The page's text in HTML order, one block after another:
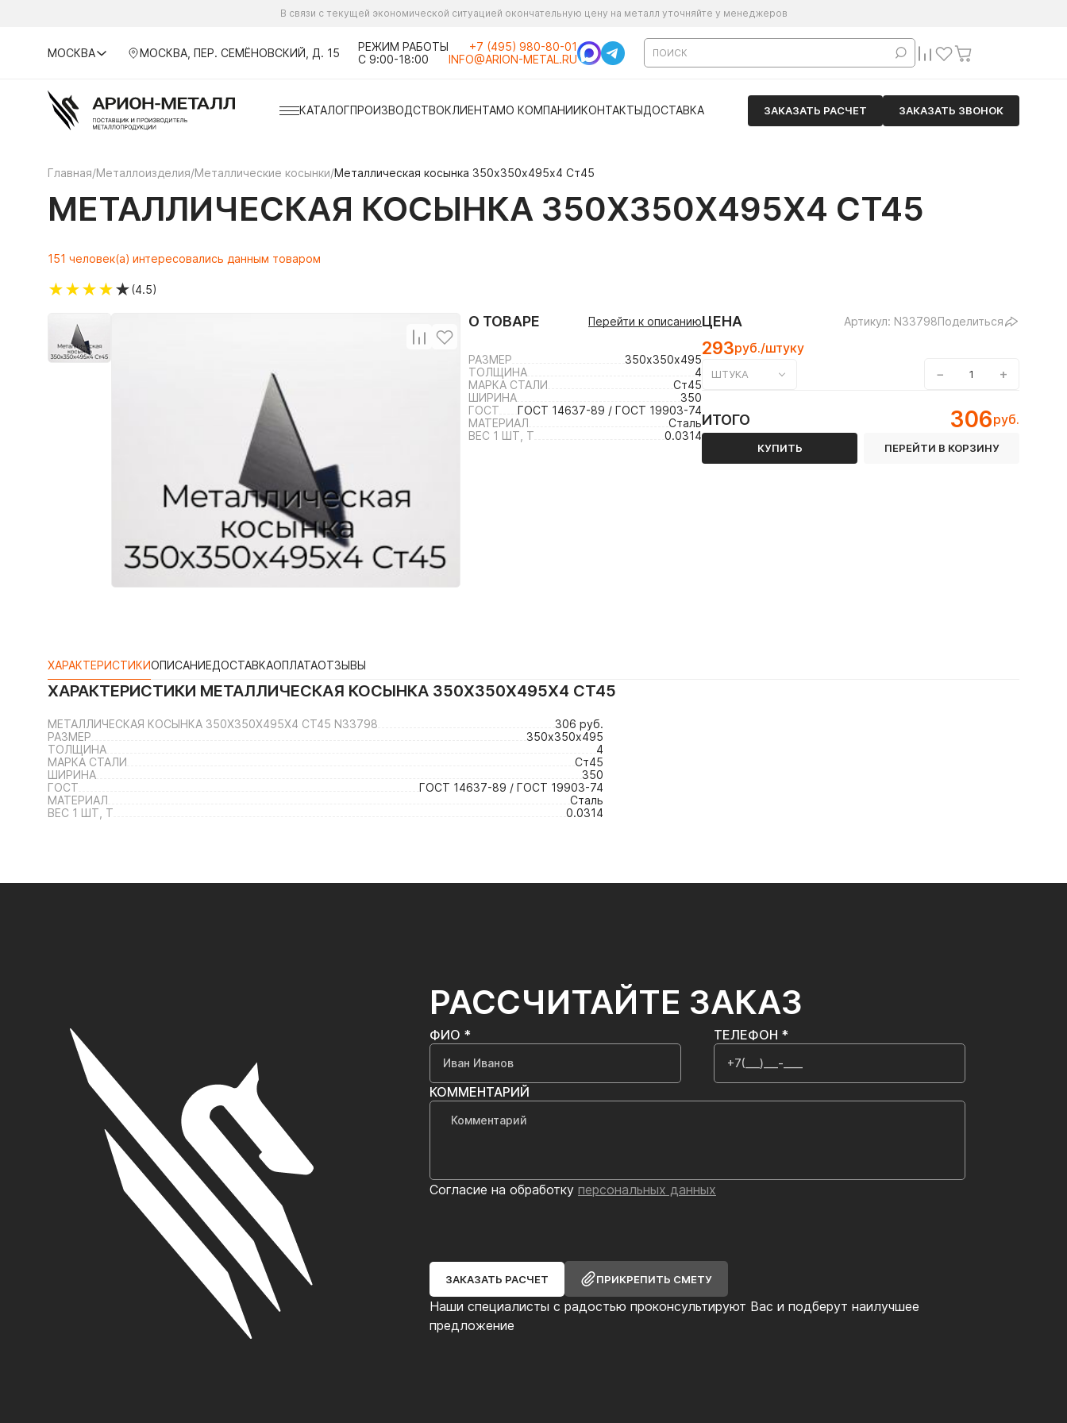
В связи с текущей экономической ситуацией окончательную цену на металл уточняйте у менеджеров
МОСКВА МОСКВА, ПЕР. СЕМЁНОВСКИЙ, Д. 15
РЕЖИМ РАБОТЫ
С 9:00-18:00
+7 (495) 980-80-01
INFO@ARION-METAL.RU
КАТАЛОГПРОИЗВОДСТВОКЛИЕНТАМО КОМПАНИИКОНТАКТЫДОСТАВКА ЗАКАЗАТЬ РАСЧЕТ ЗАКАЗАТЬ ЗВОНОК
Главная/Металлоизделия/Металлические косынки/Металлическая косынка 350х350х495х4 Ст45
МЕТАЛЛИЧЕСКАЯ КОСЫНКА 350Х350Х495Х4 СТ45
151 человек(а) интересовались данным товаром
★★★★★(4.5)
О ТОВАРЕ Перейти к описанию
РАЗМЕР
350х350х495
ТОЛЩИНА
4
МАРКА СТАЛИ
Ст45
ШИРИНА
350
ГОСТ
ГОСТ 14637-89 / ГОСТ 19903-74
МАТЕРИАЛ
Сталь
ВЕС 1 ШТ, Т
0.0314
ЦЕНА Артикул: N33798Поделиться
293руб./штуку
ШТУКА − +
ИТОГО 306руб.
КУПИТЬ ПЕРЕЙТИ В КОРЗИНУ
ХАРАКТЕРИСТИКИОПИСАНИЕДОСТАВКАОПЛАТАОТЗЫВЫ
ХАРАКТЕРИСТИКИ МЕТАЛЛИЧЕСКАЯ КОСЫНКА 350Х350Х495Х4 СТ45
МЕТАЛЛИЧЕСКАЯ КОСЫНКА 350Х350Х495Х4 СТ45 N33798
306 руб.
РАЗМЕР
350х350х495
ТОЛЩИНА
4
МАРКА СТАЛИ
Ст45
ШИРИНА
350
ГОСТ
ГОСТ 14637-89 / ГОСТ 19903-74
МАТЕРИАЛ
Сталь
ВЕС 1 ШТ, Т
0.0314
РАССЧИТАЙТЕ ЗАКАЗ
Наши специалисты с радостью проконсультируют Вас и подберут наилучшее
предложение
ФИО * ТЕЛЕФОН *
КОММЕНТАРИЙ
Согласие на обработку персональных данных
ЗАКАЗАТЬ РАСЧЕТ ПРИКРЕПИТЬ СМЕТУ